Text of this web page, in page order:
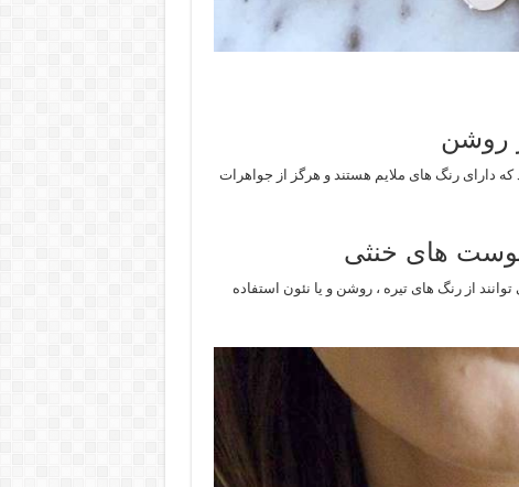
روشن
دارای رنگ های ملایم هستند و هرگز از جواهرات
پوست های خنثی
از رنگ های تیره ، روشن و یا نئون استفاده